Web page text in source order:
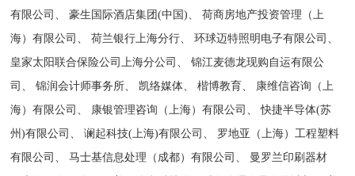
有限公司、 豪生国际酒店集团(中国)、 荷商房地产投资管理（上
海）有限公司、 荷兰银行上海分行、 环球迈特照明电子有限公司、
皇家太阳联合保险公司上海分公司、 锦江麦德龙现购自运有限公
司、 锦润会计师事务所、 凯络媒体、 楷博教育、 康维信咨询（上
海）有限公司、 康银管理咨询（上海）有限公司、 快捷半导体(苏
州)有限公司、 谰起科技(上海)有限公司、 罗地亚（上海）工程塑料
有限公司、 马士基信息处理（成都）有限公司、 曼罗兰印刷器材